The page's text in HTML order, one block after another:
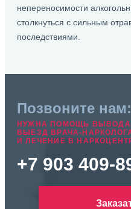
непереносимости
столкнуться с сильным
последствиями.
Позвоните нам:
НУЖНА ПОМОЩЬ ВЫВОДА
ВЫЕЗД ВРАЧА-
И ЛЕЧЕНИЕ В
+7 903 409-